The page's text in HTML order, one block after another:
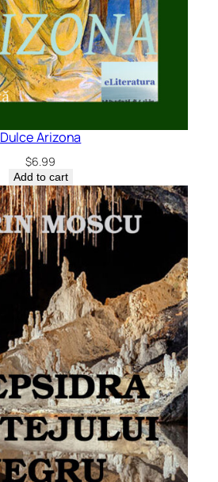
Dulce Arizona
$6.99
Add to cart